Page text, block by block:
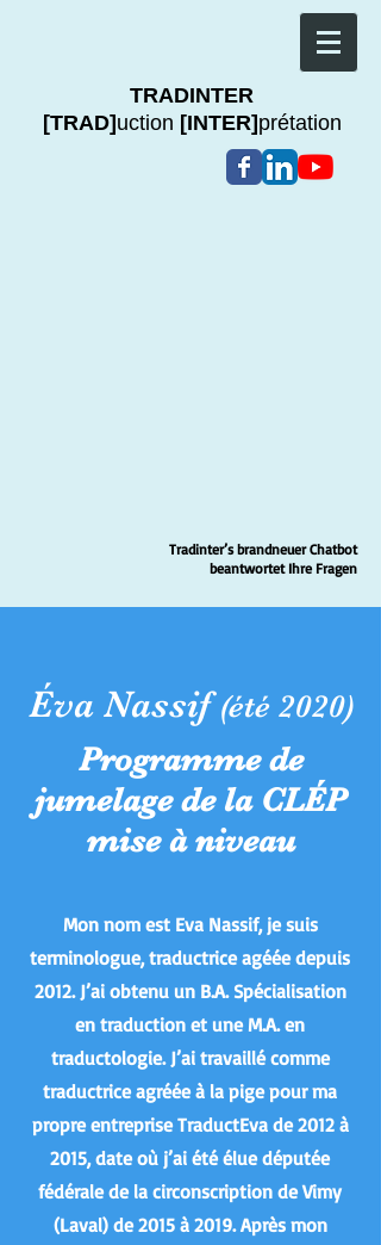
TRADINTER
[TRAD] uction [INTER] prétation
Tradinter’s brandneuer Chatbot
beantwortet Ihre Fragen
Éva Nassif(été 2020)
Programme de
jumelage de la CLÉP
mise à niveau
Mon nom est Eva Nassif, je suis
terminologue, traductrice agéée depuis
2012. J’ai obtenu un B.A. Spécialisation
en traduction et une M.A. en
traductologie. J’ai travaillé comme
traductrice agréée à la pige pour ma
propre entreprise TraductEva de 2012 à
2015, date où j’ai été élue députée
fédérale de la circonscription de Vimy
(Laval) de 2015 à 2019. Après mon